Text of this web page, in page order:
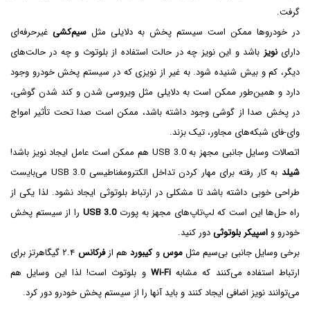
گرفت.
در خودروها ممکن است سیستم پخش به دلایلی مثل سیم‌کشی غیرحرفه‌ای
داراینویز باشد و این نویز چه در حالت استفاده از بلوتوث و چه در حالت‌های
دیگر، کم و بیش شنیده شود. به غیر از نویزی که در سیستم پخش خودرو وجود
دارد و همین‌طور ممکن است به دلایلی مثل ویروسی شدن و کند شدن گوشی،
در پخش صدا از گوشی وجود داشته باشد، ممکن است صدا تحت تأثیر امواج
وای-فای شبکه‌های مجاور، تیک بزند.
اتصالات وسایل جانبی مجهز به USB 3.0 هم ممکن است عامل ایجاد نویز باشد!
شیلد
به کار رفته برای مهار کردن تداخل الکترومغناطیسی USB 3.0 می‌بایست
طراحی خوبی داشته باشد تا مشکلی در ارتباط بلوتوثی ایجاد نشود. لذا یکی از
راه حل‌ها این است که لپ‌تاپ‌های مجهز به پورتUSB 3.0‌ را از سیستم پخش
خودرو و اسپیکر بلوتوثیدور کنید.
برخی وسایل جانبی بی‌سیم مثلموسوکیبوردهم ازفرکانس
۲.۴ گیگاهرتز برای
ارتباط استفاده می‌کنند که مشابهWi-Fi و بلوتوث است! لذا این وسایل هم
می‌توانند نویز اضافی ایجاد کنند و باید آنها را از سیستم پخش خودرو دور کرد.